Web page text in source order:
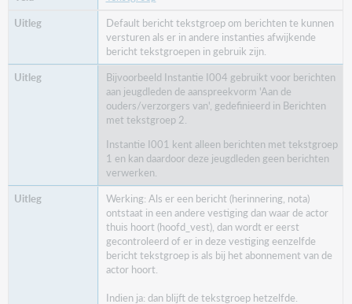
Default bericht tekstgroep om berichten te kunnen
versturen als er in andere instanties afwijkende
bericht tekstgroepen in gebruik zijn.
Bijvoorbeeld Instantie I004 gebruikt voor berichten
aan jeugdleden de aanspreekvorm 'Aan de
ouders/verzorgers van', gedefinieerd in Berichten
met tekstgroep 2.
Instantie I001 kent alleen berichten met tekstgroep
1 en kan daardoor deze jeugdleden geen berichten
verwerken.
Werking: Als er een bericht (herinnering, nota)
ontstaat in een andere vestiging dan waar de actor
thuis hoort (hoofd_vest), dan wordt er eerst
gecontroleerd of er in deze vestiging eenzelfde
bericht tekstgroep is als bij het abonnement van de
actor hoort.
Indien ja: dan blijft de tekstgroep hetzelfde.